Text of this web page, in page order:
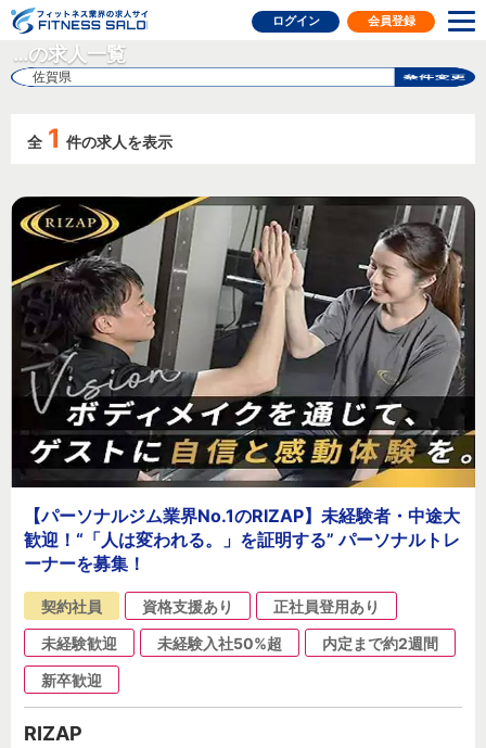
フィットネス業界の求人
ログイン 会員登録
…の求人一覧
佐賀県
全 1 件の求人を表示
【パーソナルジム業界No.1のRIZAP】未経験者・中途大
歓迎！“「人は変われる。」を証明する” パーソナルトレ
ーナーを募集！
契約社員 資格支援あり
正社員登用あり
未経験歓迎
未経験入社50%超
内定まで約2週間
新卒歓迎
RIZAP